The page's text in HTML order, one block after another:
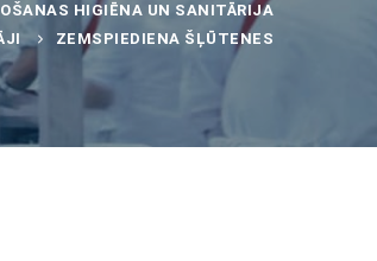
HIGIĒNA UN SANITĀRIJA
ZEMSPIEDIENA ŠĻŪTENES